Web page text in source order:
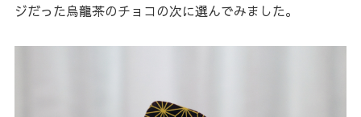
ジだった烏龍茶のチョコの次に選んでみました。